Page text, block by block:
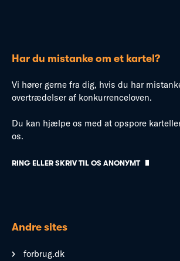
Har du mistanke om et kartel?
Vi hører gerne fra dig, hvis du har
overtrædelser af konkurrenceloven.
Du kan hjælpe os med at opspore
os.
RING ELLER SKRIV TIL OS ANONYMT
Andre sites
forbrug.dk